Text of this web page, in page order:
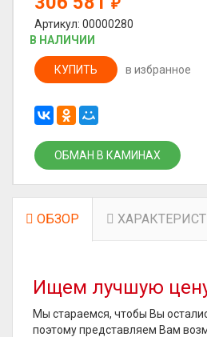
Артикул: 00000280
В НАЛИЧИИ
КУПИТЬ в избранное
ОБМАН В КАМИНАХ
ОБЗОР
Ищем лучшую
Мы стараемся, чтобы Вы
поэтому представляем Вам